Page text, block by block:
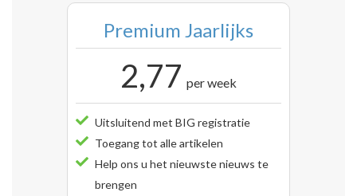
Premium Jaarlijks
2,77 per week
Uitsluitend met BIG registratie
Toegang tot alle artikelen
Help ons u het nieuwste nieuws te
brengen